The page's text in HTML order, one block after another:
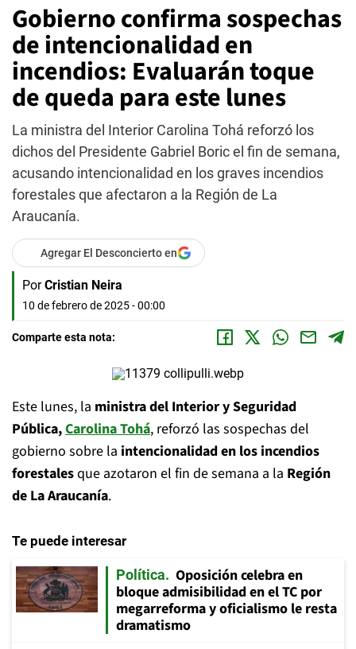
Gobierno confirma sospechas
de intencionalidad en
incendios: Evaluarán toque
de queda para este lunes
La ministra del Interior Carolina Tohá reforzó los
dichos del Presidente Gabriel Boric el fin de semana,
acusando intencionalidad en los graves incendios
forestales que afectaron a la Región de La
Araucanía.
Agregar El Desconcierto en
Por Cristian Neira
10 de febrero de 2025 - 00:00
Comparte esta nota:
Este lunes, la ministra del Interior y Seguridad
Pública,Carolina Tohá, reforzó las sospechas del
gobierno sobre la intencionalidad en los incendios
forestalesque azotaron el fin de semana a la Región
de La Araucanía.
Te puede interesar
Política
Oposición celebra en
bloque admisibilidad en el TC por
megarreforma y oficialismo le resta
dramatismo